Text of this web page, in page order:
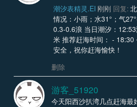
潮汐表精灵.EI 刚刚 回复:
情况：小雨；水31°；气
0.3-0.6浪 当日潮汐：
米 推荐赶海时间： -
安全，祝你赶海愉快！
删除
游客_51920
今天阳西沙扒湾几点赶海最